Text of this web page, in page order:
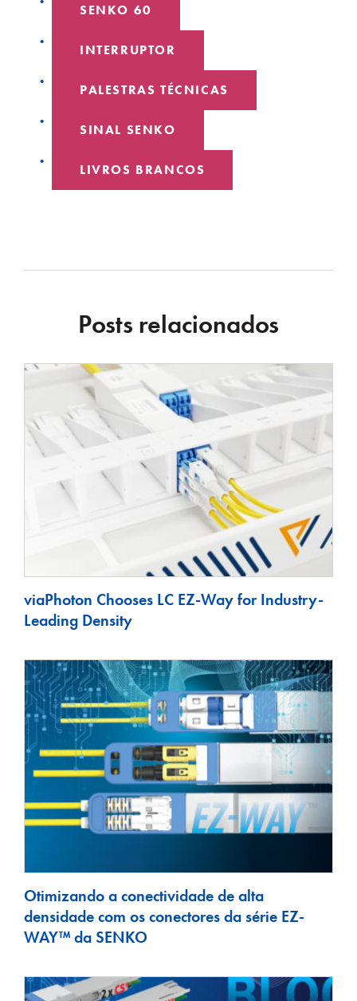
SENKO 60
INTERRUPTOR
PALESTRAS TÉCNICAS
SINAL SENKO
LIVROS BRANCOS
Posts relacionados
viaPhoton Chooses LC EZ-Way for Industry-
Leading Density
Otimizando a conectividade de alta
densidade com os conectores da série EZ-
WAY™ da SENKO